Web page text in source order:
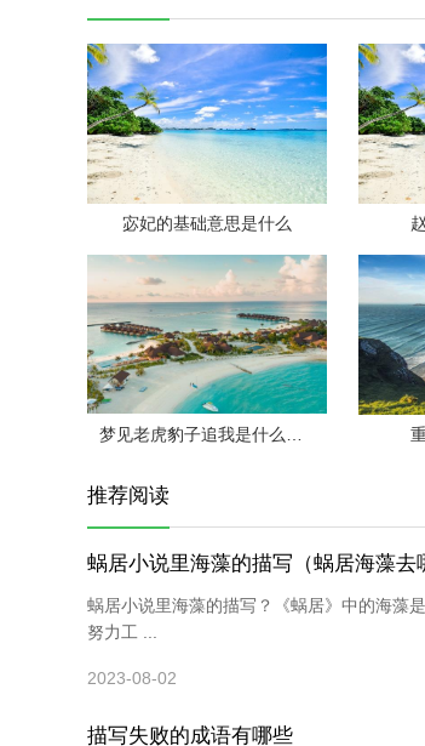
宓妃的基础意思是什么
推荐阅读
蜗居小说里海藻的描写（蜗居海藻去
蜗居小说里海藻的描写？《蜗居》中的海藻
努力工 ...
2023-08-02
描写失败的成语有哪些